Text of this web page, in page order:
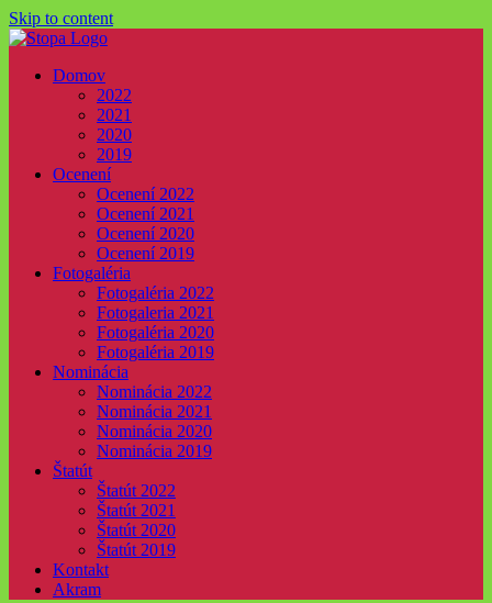
Skip to content
Domov
2022
2021
2020
2019
Ocenení
Ocenení 2022
Ocenení 2021
Ocenení 2020
Ocenení 2019
Fotogaléria
Fotogaléria 2022
Fotogaleria 2021
Fotogaléria 2020
Fotogaléria 2019
Nominácia
Nominácia 2022
Nominácia 2021
Nominácia 2020
Nominácia 2019
Štatút
Štatút 2022
Štatút 2021
Štatút 2020
Štatút 2019
Kontakt
Akram